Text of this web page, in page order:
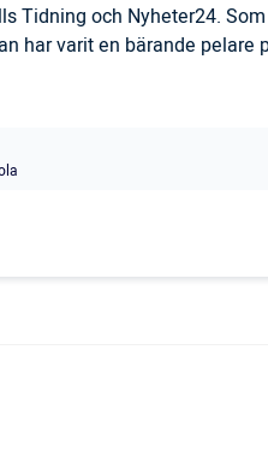
Tidning och Nyheter24.
har varit en bärande pelare